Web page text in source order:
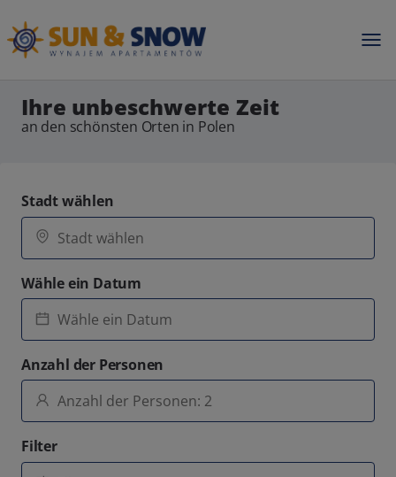
Ihre unbeschwerte Zeit
an den schönsten Orten in Polen
Stadt wählen
Wähle ein Datum
Anzahl der Personen
Filter